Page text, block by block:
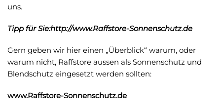
uns.
Tipp für Sie:http://www.Raffstore-Sonnenschutz.de
Gern geben wir hier einen „Überblick“ warum, oder
warum nicht, Raffstore aussen als Sonnenschutz und
Blendschutz eingesetzt werden sollten:
www.Raffstore-Sonnenschutz.de